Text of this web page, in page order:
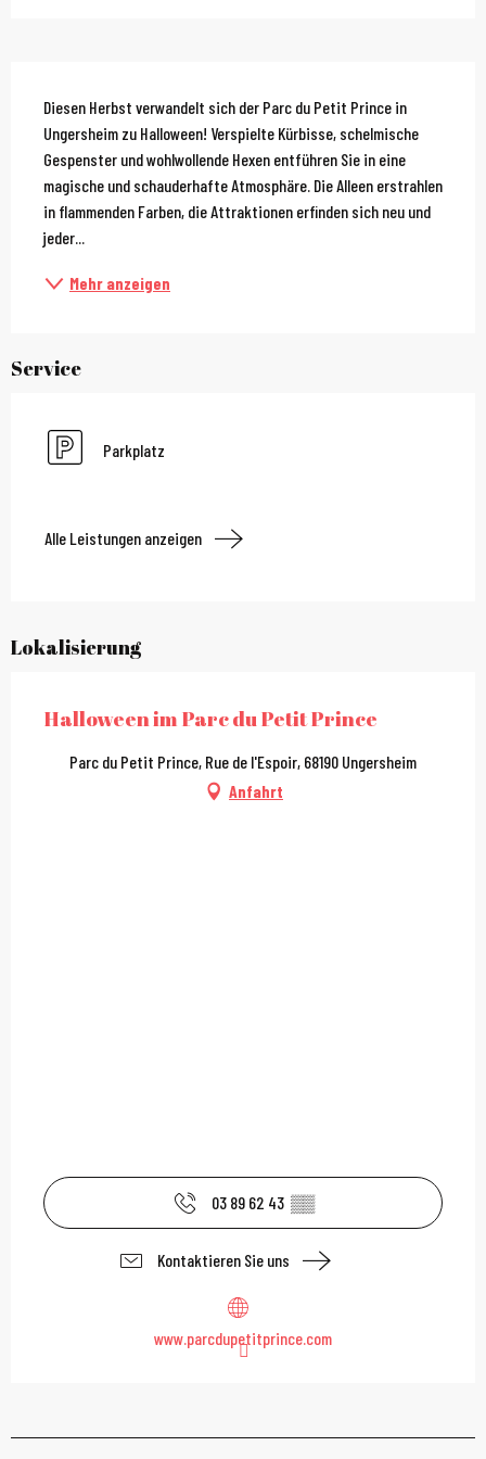
Beschreibung
Diesen Herbst verwandelt sich der Parc du Petit Prince in
Ungersheim zu Halloween! Verspielte Kürbisse, schelmische
Gespenster und wohlwollende Hexen entführen Sie in eine
magische und schauderhafte Atmosphäre. Die Alleen erstrahlen
in flammenden Farben, die Attraktionen erfinden sich neu und
jeder...
Mehr anzeigen
Service
Parkplatz
Alle Leistungen anzeigen
Lokalisierung
Halloween im Parc du Petit Prince
Parc du Petit Prince, Rue de l'Espoir, 68190 Ungersheim
Anfahrt
03 89 62 43 ▒▒
Kontaktieren Sie uns
www.parcdupetitprince.com